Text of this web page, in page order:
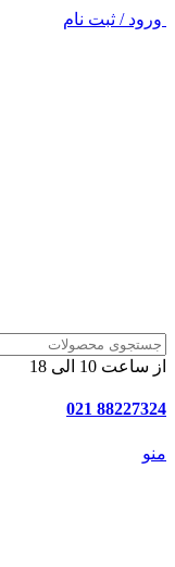
ورود / ثبت نام
از ساعت 10 الی 18
88227324 021
منو